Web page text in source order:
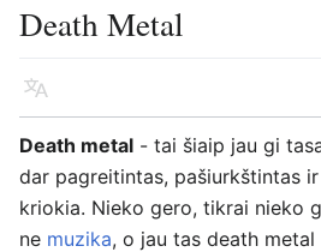
Death Metal
Kalba
Death metal - tai šiaip jau gi
dar pagreitintas, pašiurkštintas
kriokia. Nieko gero, tikrai nieko
ne muzika, o jau tas death